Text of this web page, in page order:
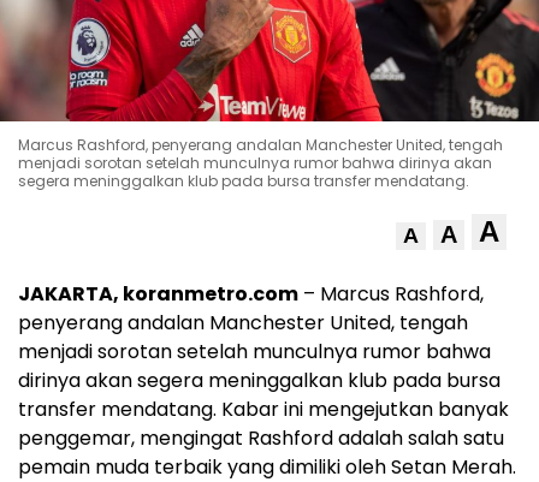
Marcus Rashford, penyerang andalan Manchester United, tengah
menjadi sorotan setelah munculnya rumor bahwa dirinya akan
segera meninggalkan klub pada bursa transfer mendatang.
A A A
JAKARTA, koranmetro.com – Marcus Rashford,
penyerang andalan Manchester United, tengah
menjadi sorotan setelah munculnya rumor bahwa
dirinya akan segera meninggalkan klub pada bursa
transfer mendatang. Kabar ini mengejutkan banyak
penggemar, mengingat Rashford adalah salah satu
pemain muda terbaik yang dimiliki oleh Setan Merah.